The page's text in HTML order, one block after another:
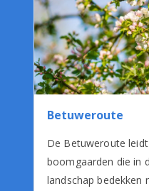
Betuweroute
De Betuweroute
boomgaarden die in
landschap bedekken